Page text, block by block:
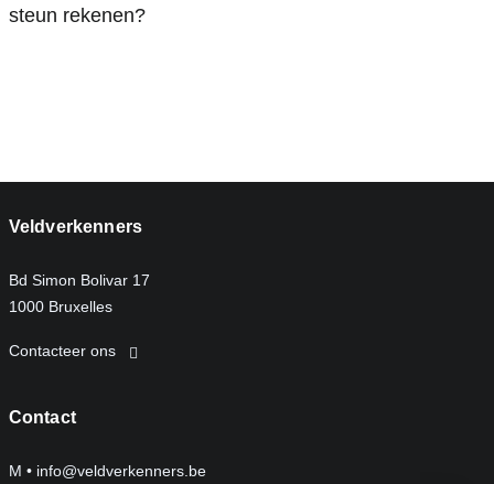
steun rekenen?
Veldverkenners
Bd Simon Bolivar 17
1000 Bruxelles
Contacteer ons
Contact
M • info@veldverkenners.be